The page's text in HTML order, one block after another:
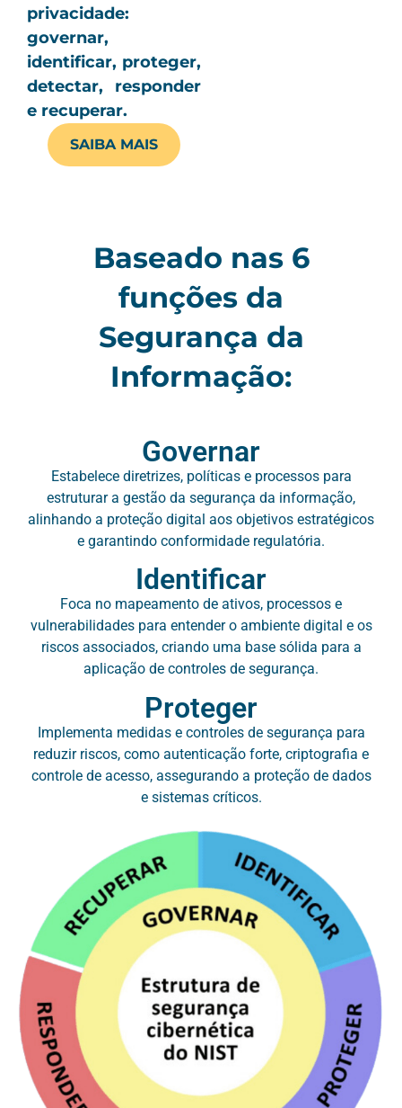
privacidade:
governar,
identificar, proteger,
detectar, responder
e recuperar.
SAIBA MAIS
Baseado nas 6
funções da
Segurança da
Informação:
Governar
Estabelece diretrizes, políticas e processos para
estruturar a gestão da segurança da informação,
alinhando a proteção digital aos objetivos estratégicos
e garantindo conformidade regulatória.
Identificar
Foca no mapeamento de ativos, processos e
vulnerabilidades para entender o ambiente digital e os
riscos associados, criando uma base sólida para a
aplicação de controles de segurança.
Proteger
Implementa medidas e controles de segurança para
reduzir riscos, como autenticação forte, criptografia e
controle de acesso, assegurando a proteção de dados
e sistemas críticos.